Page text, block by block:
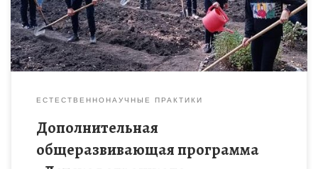
ЕСТЕСТВЕННОНАУЧНЫЕ ПРАКТИКИ
Дополнительная
общеразвивающая программа